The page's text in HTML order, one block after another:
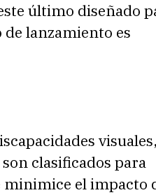
último diseñado
lanzamiento es
visuales,
clasificados para
minimice el impacto